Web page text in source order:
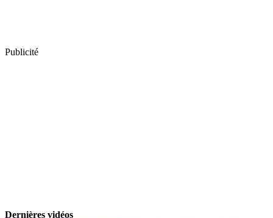
Publicité
Dernières vidéos